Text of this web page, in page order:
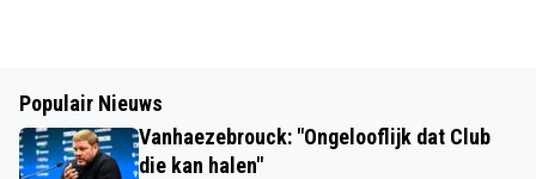
Populair Nieuws
Vanhaezebrouck: "Ongelooflijk dat Club
die kan halen"